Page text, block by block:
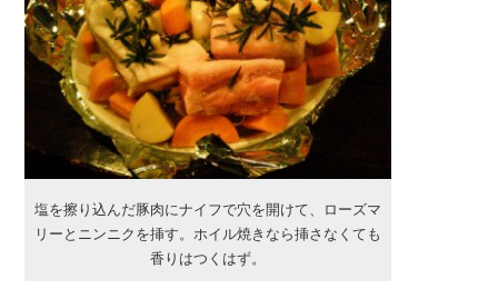
塩を擦り込んだ豚肉にナイフで穴を開けて、ローズマ
リーとニンニクを挿す。ホイル焼きなら挿さなくても
香りはつくはず。